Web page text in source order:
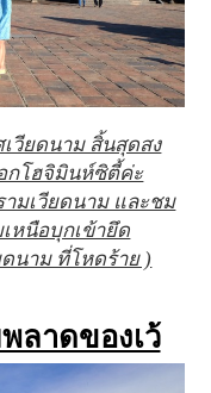
เวียดนาม สิ้นสุดสง
กโฮจิมินห์ซิตี้ค่ะ
มเวียดนาม และชม
หนือบุกเข้ายึด
ดนาม ที่โหดร้าย )
ลาดของเว้